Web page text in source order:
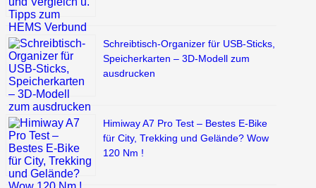
Schreibtisch-Organizer für USB-Sticks,
Speicherkarten – 3D-Modell zum
ausdrucken
Himiway A7 Pro Test – Bestes E-Bike
für City, Trekking und Gelände? Wow
120 Nm !